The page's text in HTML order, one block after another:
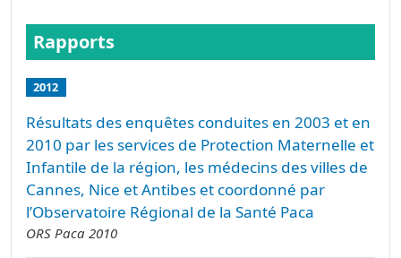
Rapports
2012
Résultats des enquêtes conduites en 2003 et en
2010 par les services de Protection Maternelle et
Infantile de la région, les médecins des villes de
Cannes, Nice et Antibes et coordonné par
l’Observatoire Régional de la Santé Paca
ORS Paca 2010